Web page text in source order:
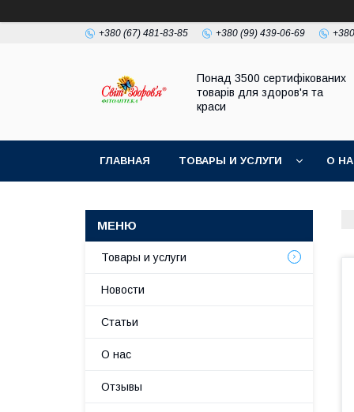
+380 (67) 481-83-85 +380 (99) 439-06-69
Понад 3500 сертифікованих
товарів для здоров'я та
краси
ГЛАВНАЯ ТОВАРЫ И УСЛУГИ О
Товары и услуги
Новости
Статьи
О нас
Отзывы